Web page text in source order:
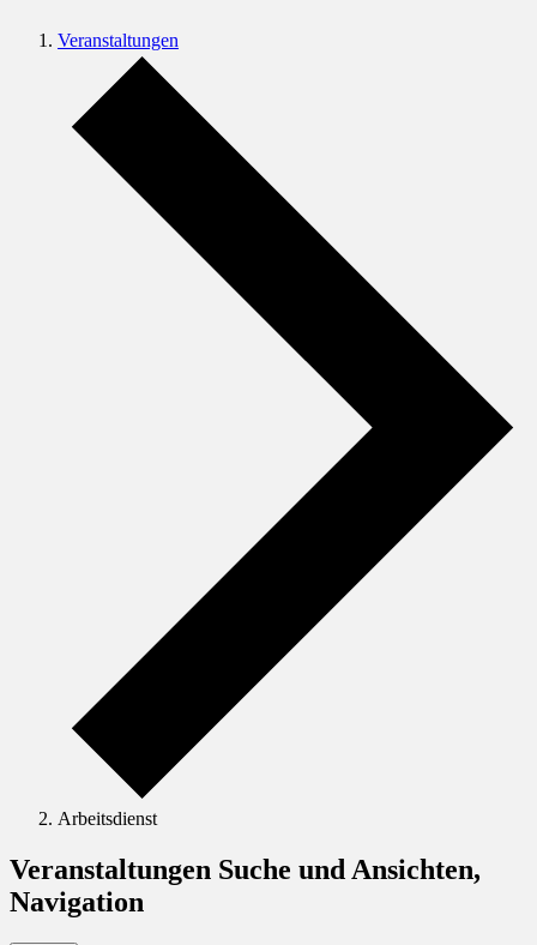
Veranstaltungen
Arbeitsdienst
Veranstaltungen
Veranstaltungen Suche und Ansichten,
Navigation